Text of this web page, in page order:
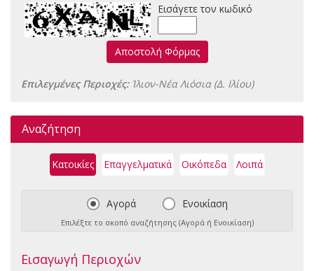
Εισάγετε τον κωδικό
Αποστολή Φόρμας
Επιλεγμένες Περιοχές: Ίλιον-Νέα Λιόσια (Δ. Ιλίου)
Αναζήτηση
Κατοικίες Επαγγελματικά Οικόπεδα Λοιπά
Αγορά Ενοικίαση
Επιλέξτε το σκοπό αναζήτησης (Αγορά ή Ενοικίαση)
Εισαγωγή Περιοχών